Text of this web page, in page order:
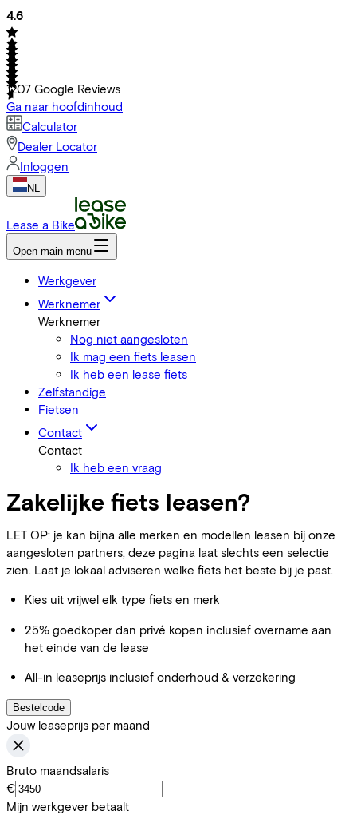
4.6
1207 Google Reviews
Ga naar hoofdinhoud
Calculator
Dealer Locator
Inloggen
NL
Lease a Bike
Open main menu
Werkgever
Werknemer
Werknemer
Nog niet aangesloten
Ik mag een fiets leasen
Ik heb een lease fiets
Zelfstandige
Fietsen
Contact
Contact
Ik heb een vraag
Zakelijke fiets leasen?
LET OP: je kan bijna alle merken en modellen leasen bij onze
aangesloten partners, deze pagina laat slechts een selectie
zien. Laat je lokaal adviseren welke fiets het beste bij je past.
Kies uit vrijwel elk type fiets en merk
25% goedkoper dan privé kopen inclusief overname aan
het einde van de lease
All-in leaseprijs inclusief onderhoud & verzekering
Bestelcode
Jouw leaseprijs per maand
Bruto maandsalaris
€
Mijn werkgever betaalt